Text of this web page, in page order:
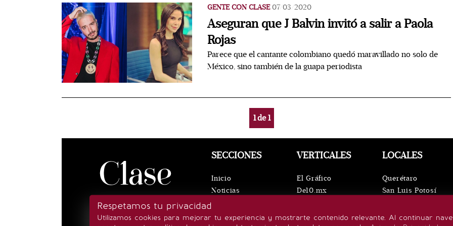
GENTE CON CLASE 07/03/2020
Aseguran que J Balvin invitó a salir a Paola
Rojas
Parece que el cantante colombiano quedó maravillado no solo de
México, sino también de la guapa periodista
1de1
Respetamos tu privacidad
Utilizamos cookies para mejorar tu experiencia y mostrarte contenido relevante. Al continuar
SECCIONES
Inicio
Noticias
Realeza
VERTICALES
El Gráfico
De10.mx
Confabulario
LOCALES
Querétaro
San Luis Potosí
Puebla